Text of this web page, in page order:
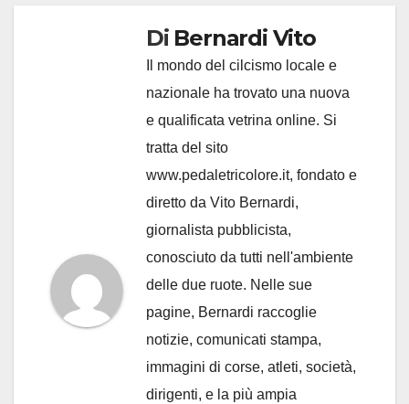
Di Bernardi Vito
Il mondo del cilcismo locale e
nazionale ha trovato una nuova
e qualificata vetrina online. Si
tratta del sito
www.pedaletricolore.it, fondato e
diretto da Vito Bernardi,
giornalista pubblicista,
conosciuto da tutti nell'ambiente
delle due ruote. Nelle sue
pagine, Bernardi raccoglie
notizie, comunicati stampa,
immagini di corse, atleti, società,
dirigenti, e la più ampia